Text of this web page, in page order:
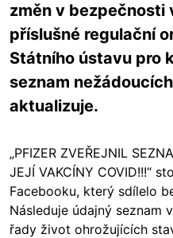
změn v
příslušné regulační
Státního ústavu pro
seznam
aktualizuje.
„PFIZER ZVEŘEJNIL
JEJÍ VAKCÍNY COVID!!!“
Facebooku, který sdílelo
Následuje údajný seznam
řady život ohrožujících